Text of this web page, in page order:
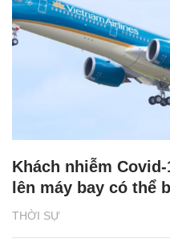
THỜI SỰ
Khách nhiễm
lên máy bay có thể